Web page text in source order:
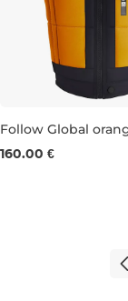
Follow Global
160.00 €